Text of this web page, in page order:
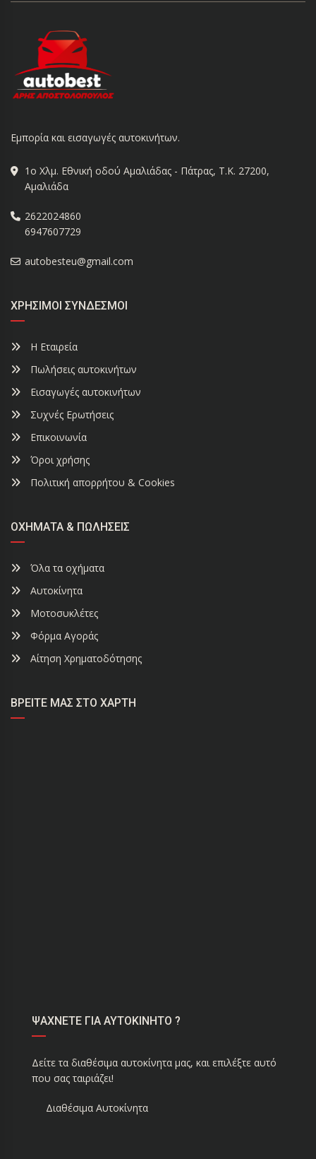
Εμπορία και εισαγωγές αυτοκινήτων.
1ο Χλμ. Εθνική οδού Αμαλιάδας - Πάτρας, Τ.Κ. 27200,
Αμαλιάδα
2622024860
6947607729
autobesteu@gmail.com
ΧΡΉΣΙΜΟΙ ΣΎΝΔΕΣΜΟΙ
Η Εταιρεία
Πωλήσεις αυτοκινήτων
Εισαγωγές αυτοκινήτων
Συχνές Ερωτήσεις
Επικοινωνία
Όροι χρήσης
Πολιτική απορρήτου & Cookies
ΟΧΉΜΑΤΑ & ΠΩΛΉΣΕΙΣ
Όλα τα οχήματα
Αυτοκίνητα
Μοτοσυκλέτες
Φόρμα Αγοράς
Αίτηση Χρηματοδότησης
ΒΡΕΊΤΕ ΜΑΣ ΣΤΟ ΧΆΡΤΗ
ΨΑΧΝΕΤΕ ΓΙΑ ΑΥΤΟΚΙΝΗΤΟ ?
Δείτε τα διαθέσιμα αυτοκίνητα μας, και επιλέξτε αυτό
που σας ταιριάζει!
Διαθέσιμα Αυτοκίνητα